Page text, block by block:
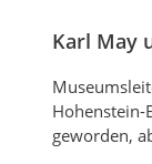
Karl May
Hohenstein-
geworden,